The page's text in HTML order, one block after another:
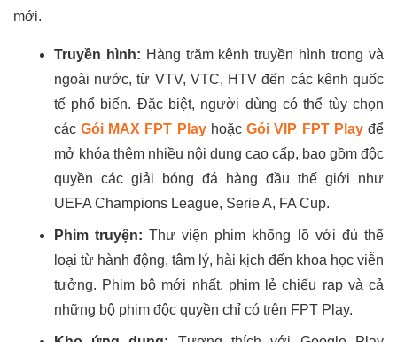
mới.
Truyền hình: Hàng trăm kênh truyền hình trong và
ngoài nước, từ VTV, VTC, HTV đến các kênh quốc
tế phổ biến. Đặc biệt, người dùng có thể tùy chọn
cácGói MAX FPT PlayhoặcGói VIP FPT Playđể
mở khóa thêm nhiều nội dung cao cấp, bao gồm độc
quyền các giải bóng đá hàng đầu thế giới như
UEFA Champions League, Serie A, FA Cup.
Phim truyện: Thư viện phim khổng lồ với đủ thể
loại từ hành động, tâm lý, hài kịch đến khoa học viễn
tưởng. Phim bộ mới nhất, phim lẻ chiếu rạp và cả
những bộ phim độc quyền chỉ có trên FPT Play.